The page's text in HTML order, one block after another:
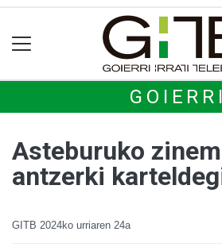
GOIERRI
Asteburuko
antzerki
GITB 2024ko urriaren 24a